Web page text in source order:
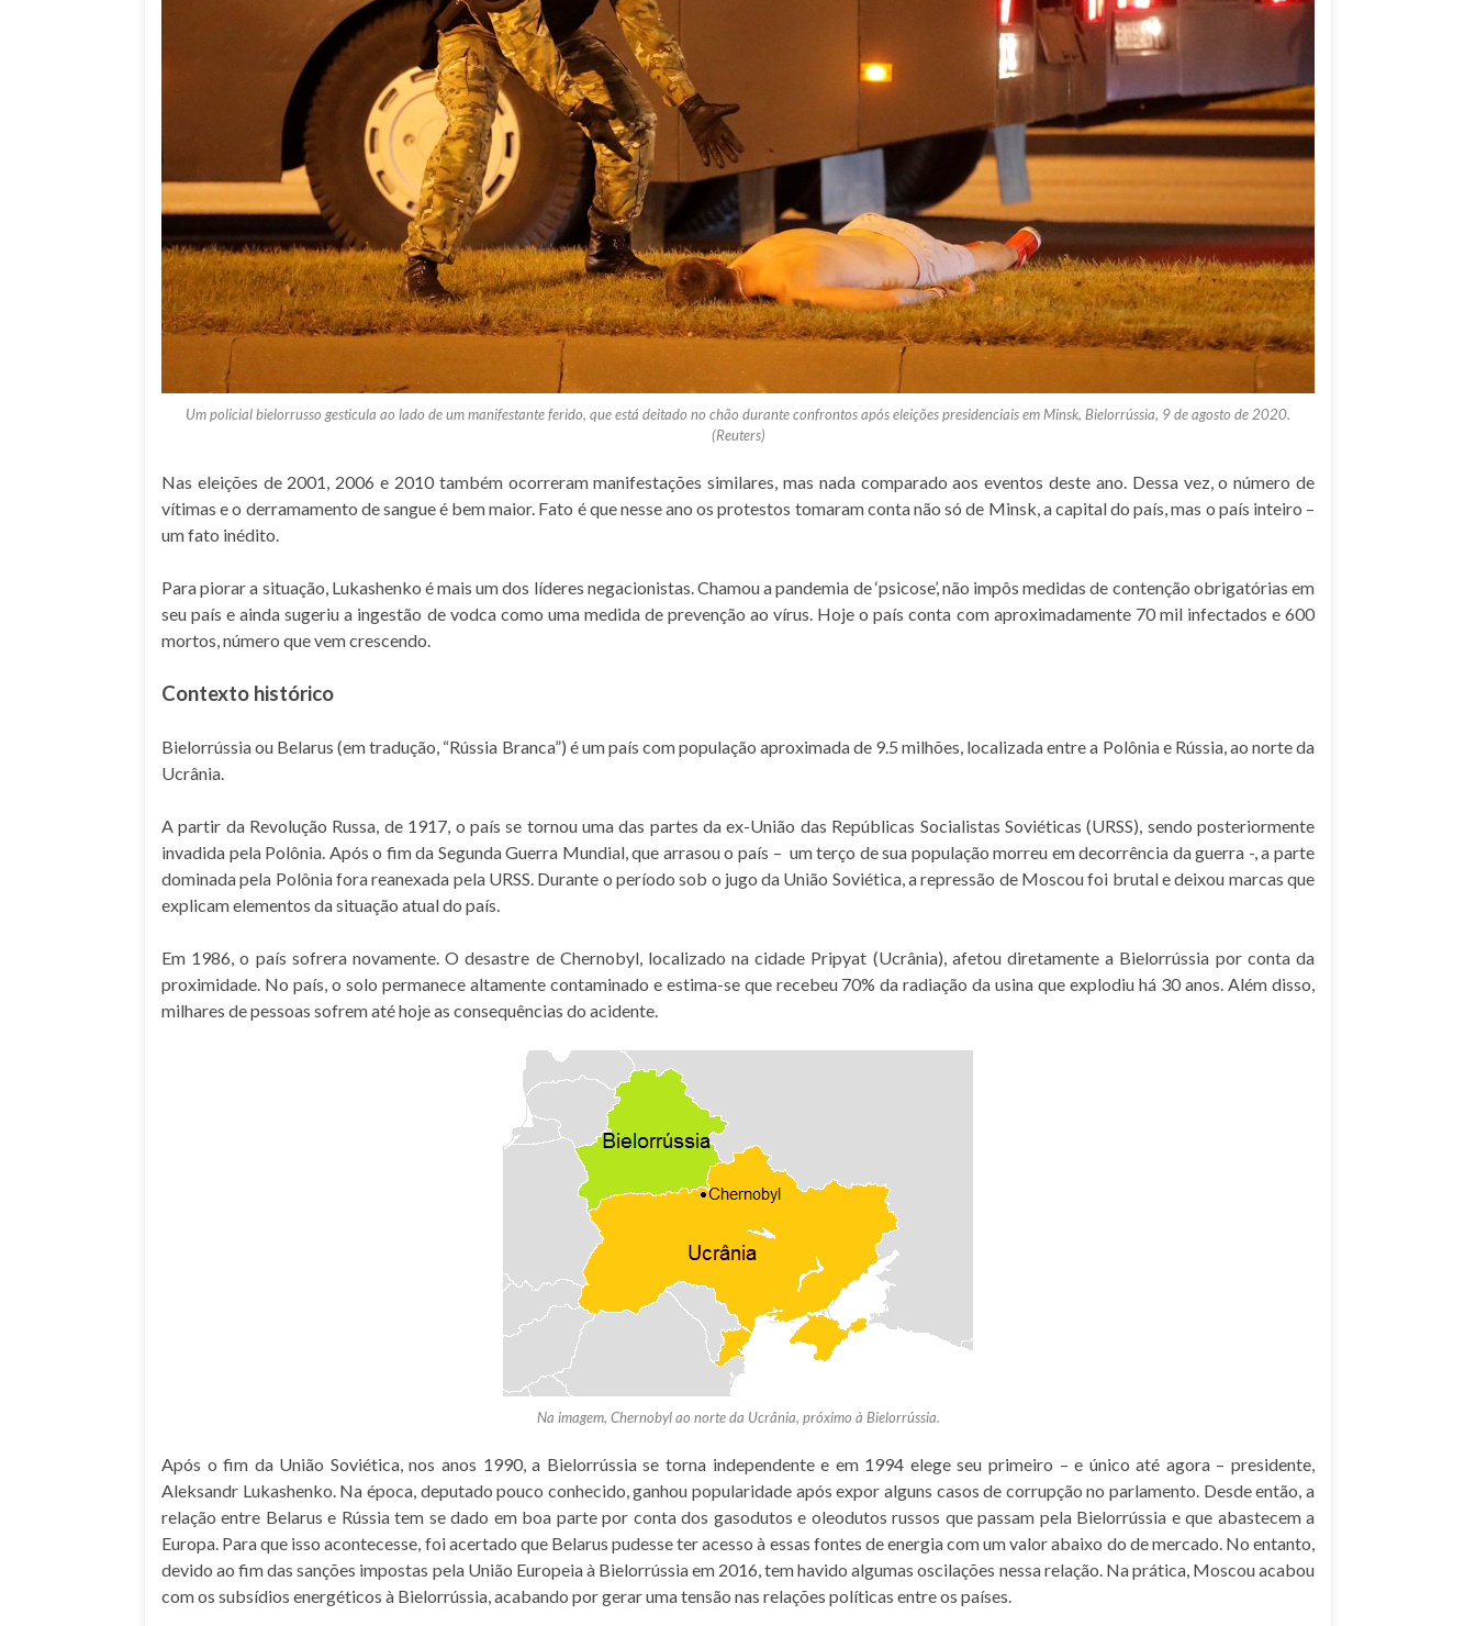
Um policial bielorrusso gesticula ao lado de um manifestante ferido, que está deitado no chão durante confrontos após eleições presidenciais em Minsk, Bielorrússia, 9 de agosto de 2020.
(Reuters)
Nas eleições de 2001, 2006 e 2010 também ocorreram manifestações similares, mas nada comparado aos eventos deste ano. Dessa vez, o número de
vítimas e o derramamento de sangue é bem maior. Fato é que nesse ano os protestos tomaram conta não só de Minsk, a capital do país, mas o país inteiro –
um fato inédito.
Para piorar a situação, Lukashenko é mais um dos líderes negacionistas. Chamou a pandemia de ‘psicose’, não impôs medidas de contenção obrigatórias em
seu país e ainda sugeriu a ingestão de vodca como uma medida de prevenção ao vírus. Hoje o país conta com aproximadamente 70 mil infectados e 600
mortos, número que vem crescendo.
Contexto histórico
Bielorrússia ou Belarus (em tradução, “Rússia Branca”) é um país com população aproximada de 9.5 milhões, localizada entre a Polônia e Rússia, ao norte da
Ucrânia.
A partir da Revolução Russa, de 1917, o país se tornou uma das partes da ex-União das Repúblicas Socialistas Soviéticas (URSS), sendo posteriormente
invadida pela Polônia. Após o fim da Segunda Guerra Mundial, que arrasou o país – um terço de sua população morreu em decorrência da guerra -, a parte
dominada pela Polônia fora reanexada pela URSS. Durante o período sob o jugo da União Soviética, a repressão de Moscou foi brutal e deixou marcas que
explicam elementos da situação atual do país.
Em 1986, o país sofrera novamente. O desastre de Chernobyl, localizado na cidade Pripyat (Ucrânia), afetou diretamente a Bielorrússia por conta da
proximidade. No país, o solo permanece altamente contaminado e estima-se que recebeu 70% da radiação da usina que explodiu há 30 anos. Além disso,
milhares de pessoas sofrem até hoje as consequências do acidente.
Na imagem, Chernobyl ao norte da Ucrânia, próximo à Bielorrússia.
Após o fim da União Soviética, nos anos 1990, a Bielorrússia se torna independente e em 1994 elege seu primeiro – e único até agora – presidente,
Aleksandr Lukashenko. Na época, deputado pouco conhecido, ganhou popularidade após expor alguns casos de corrupção no parlamento. Desde então, a
relação entre Belarus e Rússia tem se dado em boa parte por conta dos gasodutos e oleodutos russos que passam pela Bielorrússia e que abastecem a
Europa. Para que isso acontecesse, foi acertado que Belarus pudesse ter acesso à essas fontes de energia com um valor abaixo do de mercado. No entanto,
devido ao fim das sanções impostas pela União Europeia à Bielorrússia em 2016, tem havido algumas oscilações nessa relação. Na prática, Moscou acabou
com os subsídios energéticos à Bielorrússia, acabando por gerar uma tensão nas relações políticas entre os países.